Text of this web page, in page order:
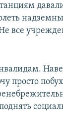
все
просто